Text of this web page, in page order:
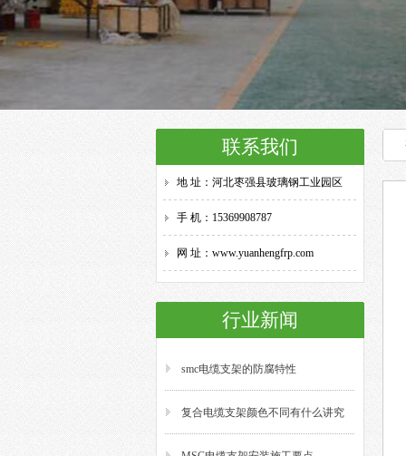
联系我们
地 址：河北枣强县玻璃钢工业园区
手 机：15369908787
网 址：www.yuanhengfrp.com
行业新闻
smc电缆支架的防腐特性
复合电缆支架颜色不同有什么讲究